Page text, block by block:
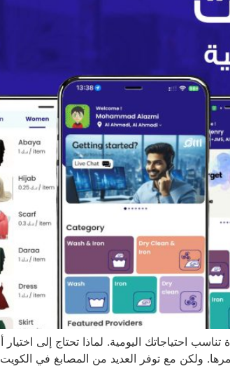
احتياجاتك اليومية. لماذا تحتاج إلى
ولكن مع توفر العديد من المصابغ في